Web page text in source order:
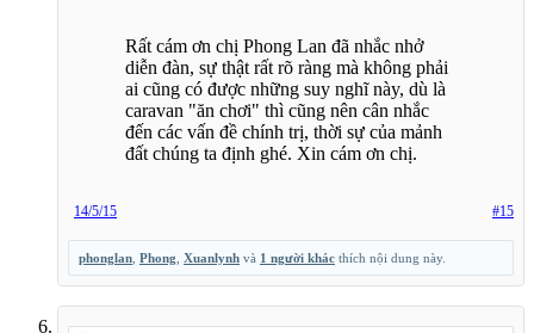
Rất cám ơn chị Phong Lan đã nhắc nhở
diễn đàn, sự thật rất rõ ràng mà không phải
ai cũng có được những suy nghĩ này, dù là
caravan "ăn chơi" thì cũng nên cân nhắc
đến các vấn đề chính trị, thời sự của mảnh
đất chúng ta định ghé. Xin cám ơn chị.
#15
14/5/15
phonglan Phong Xuanlynh và 1 người khác thích nội dung này.